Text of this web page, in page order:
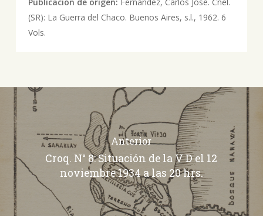
(SR): La Guerra del Chaco. Buenos Aires, s.l., 1962. 6
Vols.
Anterior
Croq. N° 8: Situación de la V D el 12
noviembre 1934 a las 20 hrs.